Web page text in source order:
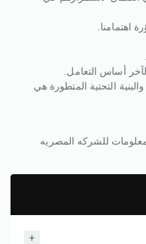
اهتمامنا.
أساس التعامل.
التحتية المتطورة هي
للشركه المصريه